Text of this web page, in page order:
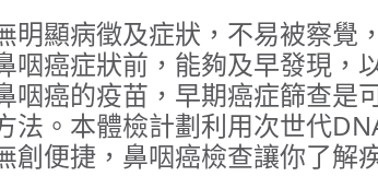
明顯病徵及症狀，不易被察覺
咽癌症狀前，能夠及早發現，
咽癌的疫苗，早期癌症篩查是
法。本體檢計劃利用次世代
創便捷，鼻咽癌檢查讓你了解